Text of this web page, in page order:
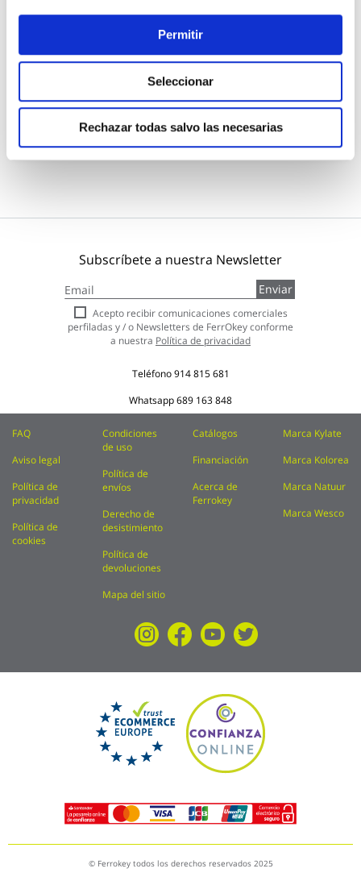
Permitir
Seleccionar
Rechazar todas salvo las necesarias
depuradora cartucho tipo ii ø457x122cm bestway
Bestway
399,00 €
Añadir al carrito
Subscríbete a nuestra Newsletter
a
nuestro
boletín
de
Enviar
Acepto recibir comunicaciones comerciales
perfiladas y / o Newsletters de FerrOkey conforme
a nuestra Política de privacidad
Teléfono914 815 681
Whatsapp689 163 848
FAQ
Aviso legal
Política de
privacidad
Política de
cookies
Condiciones
de uso
Política de
envíos
Derecho de
desistimiento
Política de
devoluciones
Mapa del sitio
Catálogos
Financiación
Acerca de
Ferrokey
Marca Kylate
Marca Kolorea
Marca Natuur
Marca Wesco
© Ferrokey todos los derechos reservados 2025